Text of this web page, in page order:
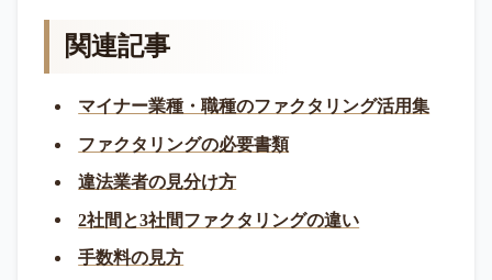
関連記事
マイナー業種・職種のファクタリング活用集
ファクタリングの必要書類
違法業者の見分け方
2社間と3社間ファクタリングの違い
手数料の見方